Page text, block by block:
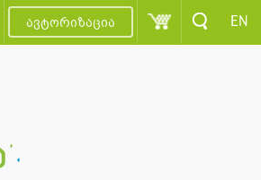
ავტორიზაცია EN